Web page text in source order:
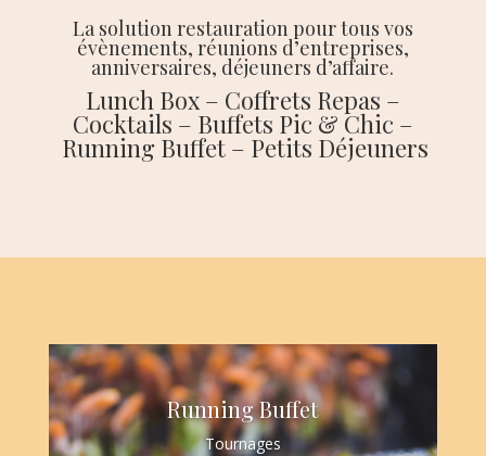
La solution restauration pour tous vos
évènements, réunions d’entreprises,
anniversaires, déjeuners d’affaire.
Lunch Box – Coffrets Repas –
Cocktails – Buffets Pic & Chic –
Running Buffet – Petits Déjeuners
Running Buffet
Tournages